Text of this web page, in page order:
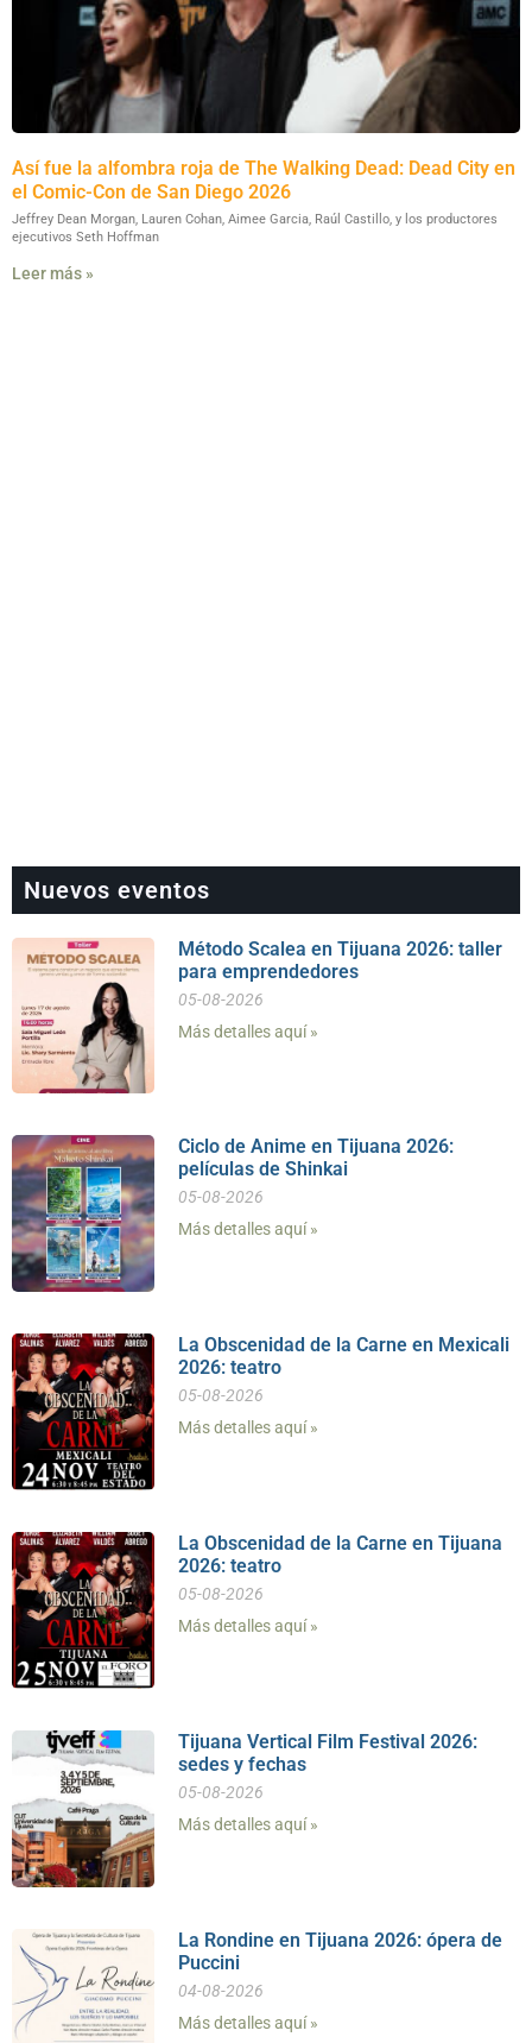
Así fue la alfombra roja de The Walking Dead: Dead City en
el Comic-Con de San Diego 2026
Jeffrey Dean Morgan, Lauren Cohan, Aimee Garcia, Raúl Castillo, y los productores
ejecutivos Seth Hoffman
Leer más »
Nuevos eventos
Método Scalea en Tijuana 2026: taller
para emprendedores
05-08-2026
Más detalles aquí »
Ciclo de Anime en Tijuana 2026:
películas de Shinkai
05-08-2026
Más detalles aquí »
La Obscenidad de la Carne en Mexicali
2026: teatro
05-08-2026
Más detalles aquí »
La Obscenidad de la Carne en Tijuana
2026: teatro
05-08-2026
Más detalles aquí »
Tijuana Vertical Film Festival 2026:
sedes y fechas
05-08-2026
Más detalles aquí »
La Rondine en Tijuana 2026: ópera de
Puccini
04-08-2026
Más detalles aquí »